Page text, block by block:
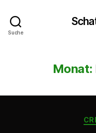
Suche
Monat: